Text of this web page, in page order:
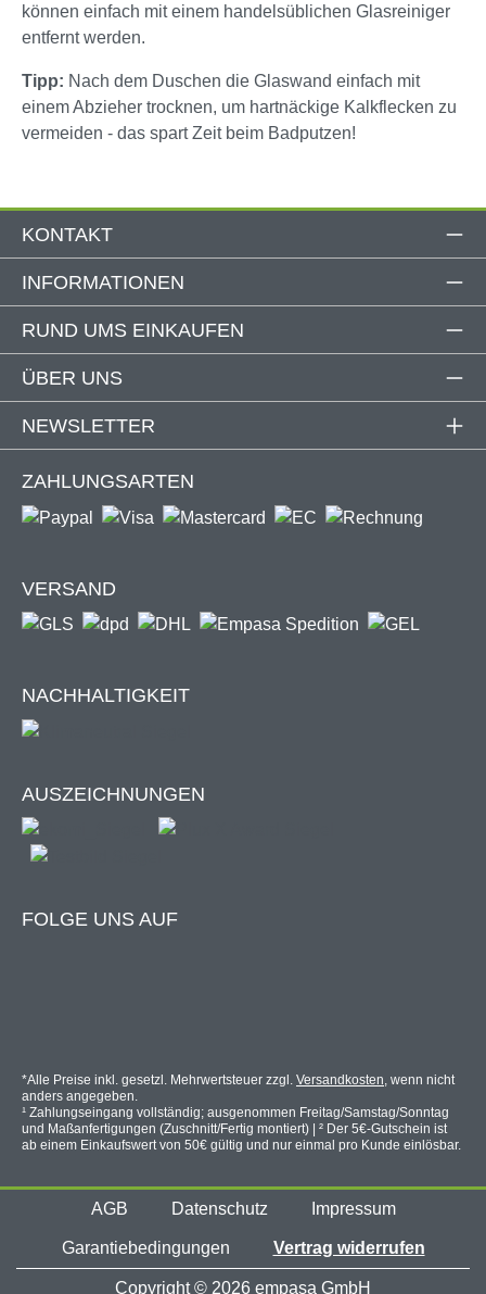
können einfach mit einem handelsüblichen Glasreiniger
entfernt werden.
Tipp: Nach dem Duschen die Glaswand einfach mit
einem Abzieher trocknen, um hartnäckige Kalkflecken zu
vermeiden - das spart Zeit beim Badputzen!
KONTAKT
INFORMATIONEN
RUND UMS EINKAUFEN
ÜBER UNS
NEWSLETTER
ZAHLUNGSARTEN
VERSAND
NACHHALTIGKEIT
AUSZEICHNUNGEN
FOLGE UNS AUF
*Alle Preise inkl. gesetzl. Mehrwertsteuer zzgl. Versandkosten, wenn nicht
anders angegeben.
¹ Zahlungseingang vollständig; ausgenommen Freitag/Samstag/Sonntag
und Maßanfertigungen (Zuschnitt/Fertig montiert) | ² Der 5€-Gutschein ist
ab einem Einkaufswert von 50€ gültig und nur einmal pro Kunde einlösbar.
AGB Datenschutz Impressum
Garantiebedingungen Vertrag widerrufen
Copyright © 2026 empasa GmbH